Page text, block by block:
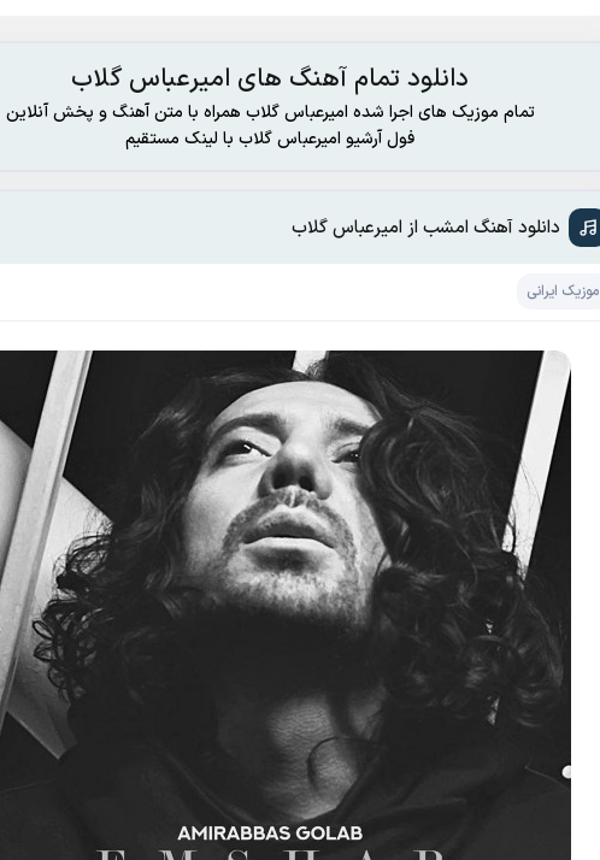
دانلود تمام آهنگ های امیرعباس گلاب
تمام موزیک های اجرا شده امیرعباس گلاب همراه با متن آهنگ و پخش آنلاین
فول آرشیو امیرعباس گلاب با لینک مستقیم
دانلود آهنگ امشب از امیرعباس گلاب
موزیک ایرانی